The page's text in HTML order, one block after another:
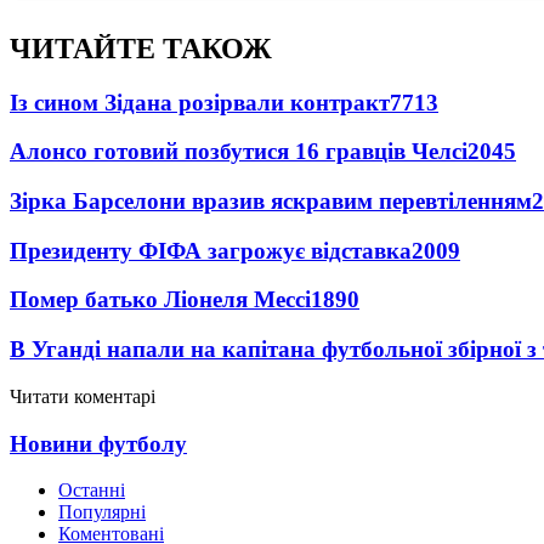
ЧИТАЙТЕ ТАКОЖ
Із сином Зідана розірвали контракт7713
Алонсо готовий позбутися 16 гравців Челсі2045
Зірка Барселони вразив яскравим перевтіленням
Президенту ФІФА загрожує відставка2009
Помер батько Ліонеля Мессі1890
В Уганді напали на капітана футбольної збірної
Читати коментарі
Новини футболу
Останні
Популярні
Коментовані